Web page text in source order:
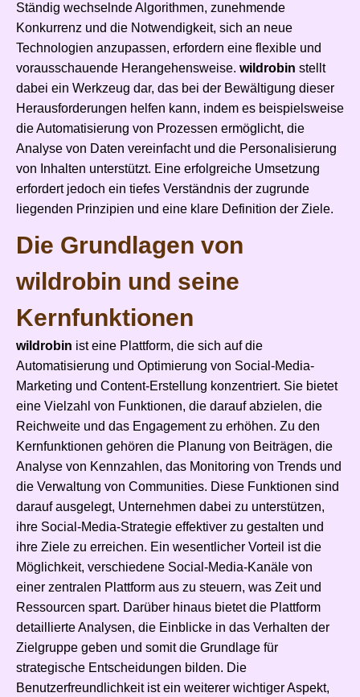
Ständig wechselnde Algorithmen, zunehmende
Konkurrenz und die Notwendigkeit, sich an neue
Technologien anzupassen, erfordern eine flexible und
vorausschauende Herangehensweise. wildrobin stellt
dabei ein Werkzeug dar, das bei der Bewältigung dieser
Herausforderungen helfen kann, indem es beispielsweise
die Automatisierung von Prozessen ermöglicht, die
Analyse von Daten vereinfacht und die Personalisierung
von Inhalten unterstützt. Eine erfolgreiche Umsetzung
erfordert jedoch ein tiefes Verständnis der zugrunde
liegenden Prinzipien und eine klare Definition der Ziele.
Die Grundlagen von
wildrobin und seine
Kernfunktionen
wildrobin ist eine Plattform, die sich auf die
Automatisierung und Optimierung von Social-Media-
Marketing und Content-Erstellung konzentriert. Sie bietet
eine Vielzahl von Funktionen, die darauf abzielen, die
Reichweite und das Engagement zu erhöhen. Zu den
Kernfunktionen gehören die Planung von Beiträgen, die
Analyse von Kennzahlen, das Monitoring von Trends und
die Verwaltung von Communities. Diese Funktionen sind
darauf ausgelegt, Unternehmen dabei zu unterstützen,
ihre Social-Media-Strategie effektiver zu gestalten und
ihre Ziele zu erreichen. Ein wesentlicher Vorteil ist die
Möglichkeit, verschiedene Social-Media-Kanäle von
einer zentralen Plattform aus zu steuern, was Zeit und
Ressourcen spart. Darüber hinaus bietet die Plattform
detaillierte Analysen, die Einblicke in das Verhalten der
Zielgruppe geben und somit die Grundlage für
strategische Entscheidungen bilden. Die
Benutzerfreundlichkeit ist ein weiterer wichtiger Aspekt,